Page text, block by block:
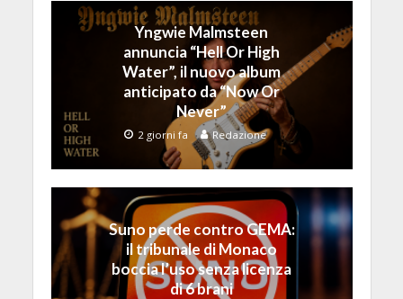
Yngwie Malmsteen
annuncia “Hell Or High
Water”, il nuovo album
anticipato da “Now Or
Never”
2 giorni fa Redazione
Suno perde contro GEMA:
il tribunale di Monaco
boccia l’uso senza licenza
di 6 brani